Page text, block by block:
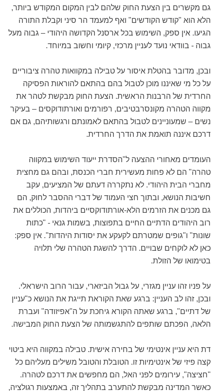
גם מקשרים בין הצעת החוק שלהם לבין המקום המקודש ביותר,
הלא הוא "קודש הקודשים" ואף למעמד הר סיני וקבלת התורה
הגיעו. אין ספק, השימוש בכל ארסנל הקדושה היהודי – גבוה מעל
גבוה - בוודאי נועד לעניין מרכזי, קיומי וחשוב במיוחד.
ובכן, מדובר בהטלת איסור על טבילה במקוואות טהרה ציבוריים
על כל מי שאיננו מוכן לטבול בהם בהתאם להוראות הפסיקה
החרדית של הרבנות הראשית. הצעת החוק מבקשת לטהר את
מקווה הטהרה מקונסרבטיבים, רפורמים ואורתודוקסים – בעיקר
נשים – שמעוניינים לטבול בהתאם לאמונתם ורגשותיהם, גם אם
דרכם איננה תואמת את הדרך החרדית.
העומדים מאחורי ההצעה ל"הסדרת ייעוד השימוש במקווה
טהרה" הם לא פחות מעשירית חברי הכנסת, ובהם גם מחצית
מחברי הבית היהודי. לא נתקררה דעתם של המציעים, עקב
חשיבות הנושא, ובתוך חצי העמוד של דברי ההסבר לחוק, הם
גם מכנים את הזרמים הלא-אורתודוקסיים ביהדות, הכוללים את
רוב היהודים הדתיים החיים בתפוצות, בשמות גנאי - "כתות
שונות" ו"גופים שמטרתם לקעקע את יסודות היהדות". אין ספק:
כאן לא לוקחים שבויים. הדרך להשגת הטהרה שלי תלויה
בטימואו של הזולת.
על פניו זהו עניין מגזרי, על גבול הביזארי, עבור הרוב הישראלי.
ובכן, זהו לב העניין: ברגע שאת הקוראת תייגת את הנושא כ"עניין
של דתיים", ברגע שאתה הקורא גיחכת על ה"אפיזודה" ועברת
הלאה, הפכתם שותפים להתגשמותה של הצעת החוק המבישה.
דת היא עניין אינטימי של בחירה אישית. טבילה במקווה היא ביטוי
קצה פיזי של אינטימיות זו. הטובלת והטובל משילים מעליהם כל
"חציצה", עירומים לפני האל, הם מחפשים את דרכם לטהרה.
כאשר המדינה מבקשת להתערב בתהליך זה, באמצעות רגולציה,